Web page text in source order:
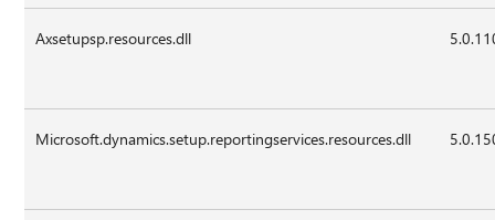
Axsetupsp.resources.dll
Microsoft.dynamics.setup.reportingservices.resources.dll